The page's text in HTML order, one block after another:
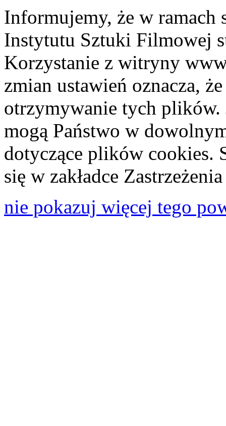
Informujemy, że w ramach
Instytutu Sztuki Filmowej
Korzystanie z witryny
zmian ustawień oznacza,
otrzymywanie tych plików.
mogą Państwo w
dotyczące plików cookies.
się w zakładce
nie pokazuj więcej tego